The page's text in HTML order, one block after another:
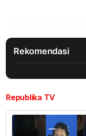
Rekomendasi
Republika TV